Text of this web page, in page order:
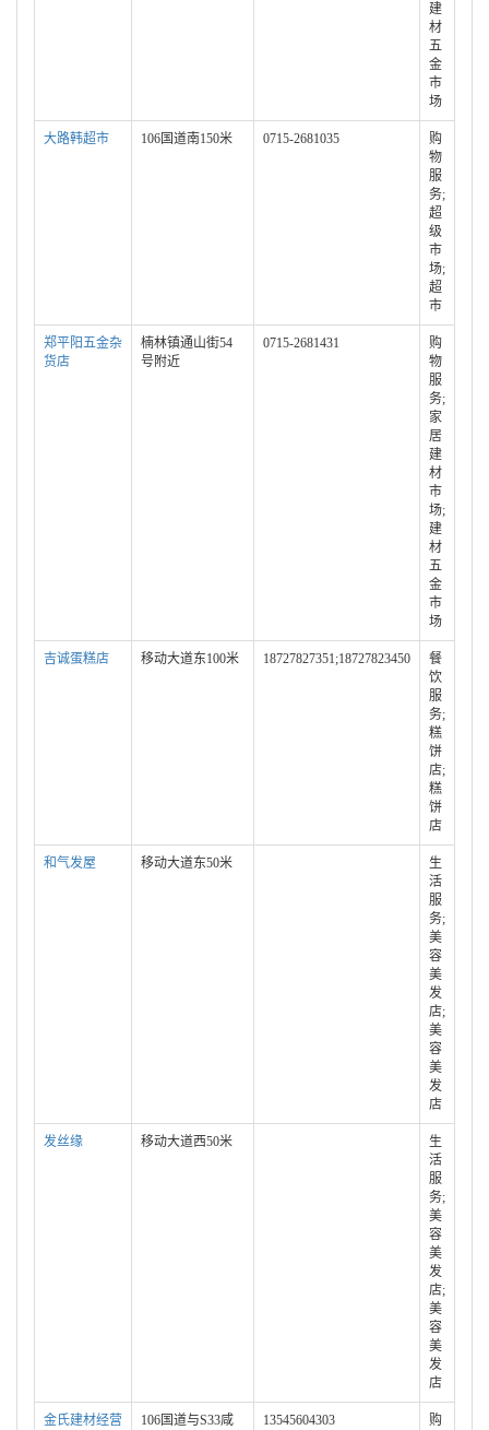
建
材
五
金
市
场
大路韩超市 106国道南150米 0715-2681035
购
物
服
务;
超
级
市
场;
超
市
郑平阳五金杂
货店
楠林镇通山街54
号附近
0715-2681431
购
物
服
务;
家
居
建
材
市
场;
建
材
五
金
市
场
吉诚蛋糕店 移动大道东100米 18727827351;18727823450
餐
饮
服
务;
糕
饼
店;
糕
饼
店
和气发屋 移动大道东50米
生
活
服
务;
美
容
美
发
店;
美
容
美
发
店
发丝缘 移动大道西50米
生
活
服
务;
美
容
美
发
店;
美
容
美
发
店
金氏建材经营
106国道与S33咸
13545604303
购